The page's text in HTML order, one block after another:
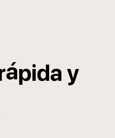
ápida y